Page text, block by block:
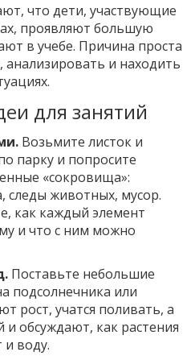
что дети, участвующие
проявляют большую
в учебе. Причина проста
анализировать и находить
для занятий
Возьмите листок и
парку и попросите
«сокровища»:
следы животных, мусор.
как каждый элемент
и что с ним можно
Поставьте небольшие
подсолнечника или
рост, учатся поливать, а
обсуждают, как растения
и воду.